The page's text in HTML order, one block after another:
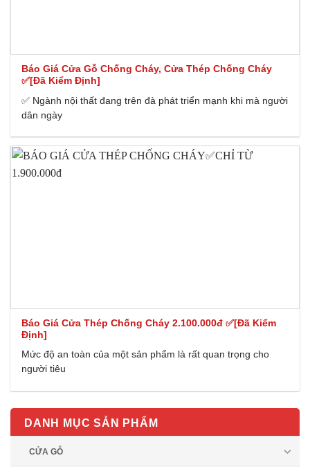
Báo Giá Cửa Gỗ Chống Cháy, Cửa Thép Chống Cháy
✅[Đã Kiểm Định]
✅ Ngành nội thất đang trên đà phát triển mạnh khi mà người
dân ngày
Báo Giá Cửa Thép Chống Cháy 2.100.000đ ✅[Đã Kiểm
Định]
Mức độ an toàn của một sản phẩm là rất quan trọng cho
người tiêu
DANH MỤC SẢN PHẨM
CỬA GỖ